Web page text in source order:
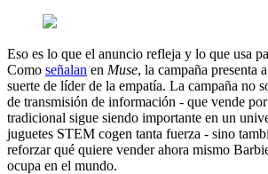
Eso es lo que el anuncio refleja y lo que usa
Como señalan en Muse, la campaña presenta
suerte de líder de la empatía. La campaña no
de transmisión de información - que vende
tradicional sigue siendo importante en un
juguetes STEM cogen tanta fuerza - sino
reforzar qué quiere vender ahora mismo
ocupa en el mundo.